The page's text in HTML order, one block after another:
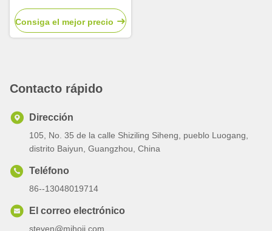
cuidado de la piel Máquina
hidrodermal facial
Consiga el mejor precio
Contacto rápido
Dirección
105, No. 35 de la calle Shiziling Siheng, pueblo Luogang,
distrito Baiyun, Guangzhou, China
Teléfono
86--13048019714
El correo electrónico
steven@mihoji.com